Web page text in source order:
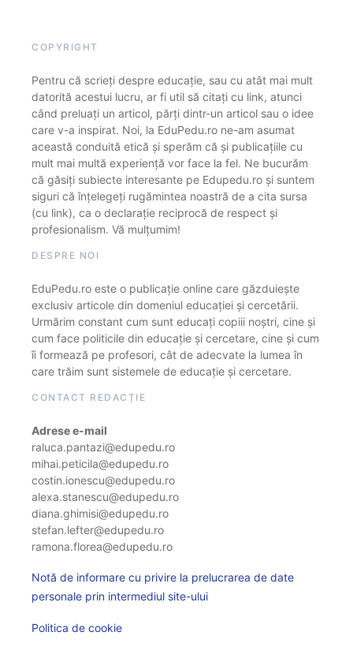
COPYRIGHT
Pentru că scrieți despre educație, sau cu atât mai mult
datorită acestui lucru, ar fi util să citați cu link, atunci
când preluați un articol, părți dintr-un articol sau o idee
care v-a inspirat. Noi, la EduPedu.ro ne-am asumat
această conduită etică și sperăm că și publicațiile cu
mult mai multă experiență vor face la fel. Ne bucurăm
că găsiți subiecte interesante pe Edupedu.ro și suntem
siguri că înțelegeți rugămintea noastră de a cita sursa
(cu link), ca o declarație reciprocă de respect și
profesionalism. Vă mulțumim!
DESPRE NOI
EduPedu.ro este o publicație online care găzduiește
exclusiv articole din domeniul educației și cercetării.
Urmărim constant cum sunt educați copiii noștri, cine și
cum face politicile din educație și cercetare, cine și cum
îi formează pe profesori, cât de adecvate la lumea în
care trăim sunt sistemele de educație și cercetare.
CONTACT REDACȚIE
Adrese e-mail
raluca.pantazi@edupedu.ro
mihai.peticila@edupedu.ro
costin.ionescu@edupedu.ro
alexa.stanescu@edupedu.ro
diana.ghimisi@edupedu.ro
stefan.lefter@edupedu.ro
ramona.florea@edupedu.ro
Notă de informare cu privire la prelucrarea de date
personale prin intermediul site-ului
Politica de cookie